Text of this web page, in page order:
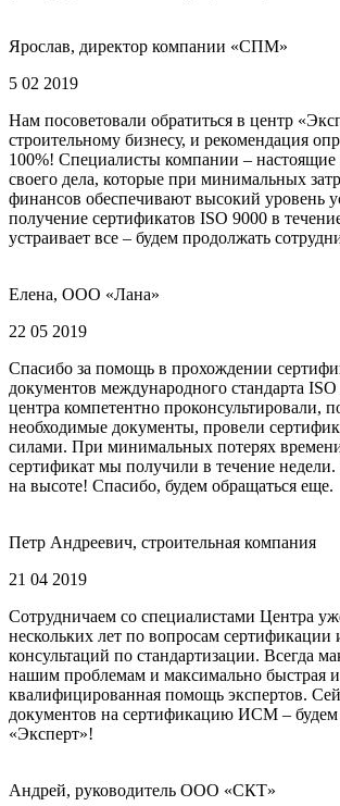
Ярослав, директор компании «СПМ»
5 02 2019
Нам посоветовали обратиться в центр
строительному бизнесу, и рекомендация
100%! Специалисты компании –
своего дела, которые при минимальных
финансов обеспечивают высокий уровень
получение сертификатов ISO 9000 в
устраивает все – будем продолжать
Елена, ООО «Лана»
22 05 2019
Спасибо за помощь в прохождении
документов международного стандарта
центра компетентно проконсультировали,
необходимые документы, провели
силами. При минимальных потерях
сертификат мы получили в течение недели.
на высоте! Спасибо, будем обращаться еще.
Петр Андреевич, строительная компания
21 04 2019
Сотрудничаем со специалистами Центра
нескольких лет по вопросам
консультаций по стандартизации. Всегда
нашим проблемам и максимально быстрая и
квалифицированная помощь экспертов.
документов на сертификацию ИСМ – будем
«Эксперт»!
Андрей, руководитель ООО «СКТ»